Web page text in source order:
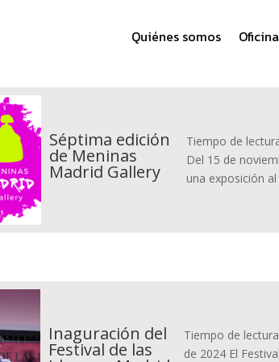
Quiénes somos
Séptima edición
de Meninas
Madrid Gallery
Tiempo de
Del 15 de
una exposición
Inaguración del
Festival de las
Tiempo de
de 2024 El